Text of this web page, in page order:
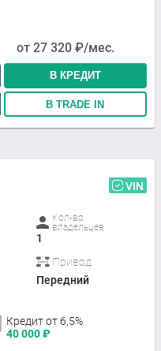
от 27 320 ₽/мес.
В КРЕДИТ
В TRADE IN
VIN
Кол-во
владельцев
1
Привод
Передний
Кредит от 6,5%
40 000₽